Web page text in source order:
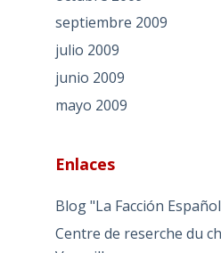
septiembre 2009
julio 2009
junio 2009
mayo 2009
Enlaces
Blog "La Facción
Centre de reserche du